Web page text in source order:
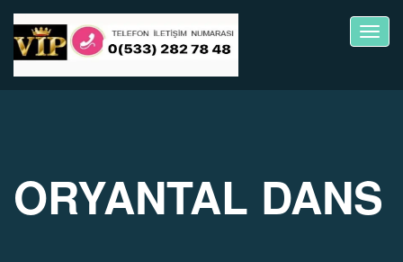
ORYANTAL DANS